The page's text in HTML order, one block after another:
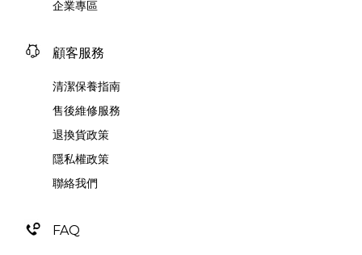
企業專區
顧客服務
清潔保養指南
售後維修服務
退換貨政策
隱私權政策
聯絡我們
FAQ